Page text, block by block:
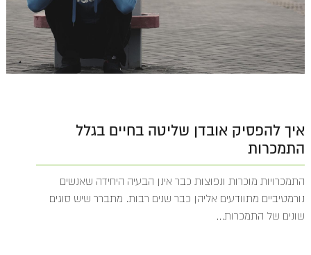
איך להפסיק אובדן שליטה בחיים בגלל
התמכרות
התמכרויות מוכרות ונפוצות כבר אינן הבעיה היחידה שאנשים
נורמטיביים מתוודעים אליהן כבר שנים רבות. מתברר שיש סוגים
שונים של התמכרות...